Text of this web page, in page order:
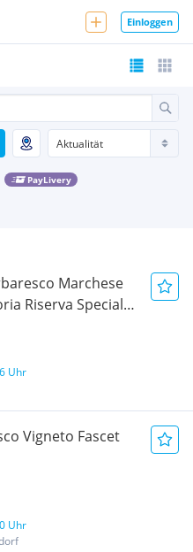
Einloggen
PayLivery
Marchese
Riserva Speciale
Uhr
Vigneto Fascet
Uhr